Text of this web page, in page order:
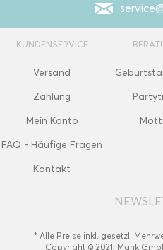
KUNDENSERVICE
Versand
Zahlung
Mein Konto
FAQ - Häufige Fragen
Kontakt
* Alle Preise inkl. gesetzl.
Copyright © 2021, Mank